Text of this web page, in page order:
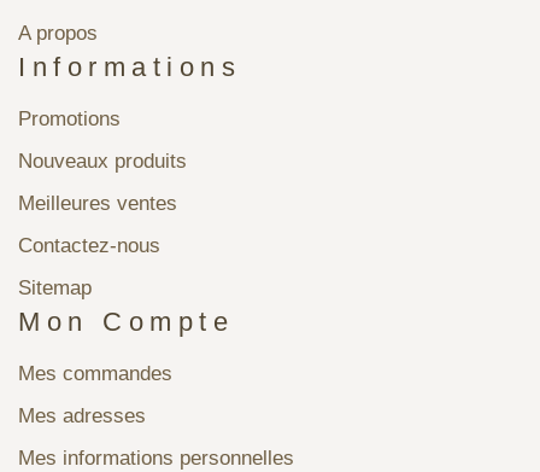
A propos
Informations
Promotions
Nouveaux produits
Meilleures ventes
Contactez-nous
Sitemap
Mon Compte
Mes commandes
Mes adresses
Mes informations personnelles